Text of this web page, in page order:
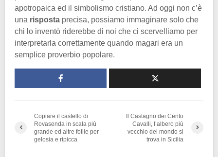
apotropaica ed il simbolismo cristiano. Ad oggi non c’è
una risposta precisa, possiamo immaginare solo che
chi lo inventò riderebbe di noi che ci scervelliamo per
interpretarla correttamente quando magari era un
semplice proverbio popolare.
Copiare il castello di
Rovasenda in scala più
grande ed altre follie per
gelosia e ripicca
Il Castagno dei Cento
Cavalli, l’albero più
vecchio del mondo si
trova in Sicilia